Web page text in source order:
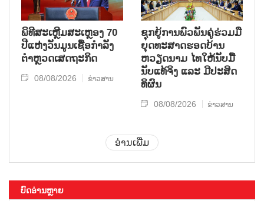
ພິທີສະເຫຼີມສະເຫຼອງ 70
ປີແຫ່ງວັນມູນເຊື້ອກຳລັງ
ຕຳຫຼວດເສດຖະກິດ
08/08/2026 ຂ່າວສານ
ຊຸກ​ຍູ້​ການ​ພົວ​ພັນ​ຄູ່​ຮ່ວມ​ມື​
ຍຸດ​ທະ​ສາດ​ຮອດ​ບ້ານ
ຫວຽດ​ນາມ ໄທ​ໃຫ້​ນັບ​ມື້​
ນັບ​ແທ້​ຈິງ ແລະ ມີ​ປະ​ສິດ​
ທິ​ຜົນ
08/08/2026 ຂ່າວສານ
ອ່ານເພີ່ມ
ບົດອ່ານຫຼາຍ